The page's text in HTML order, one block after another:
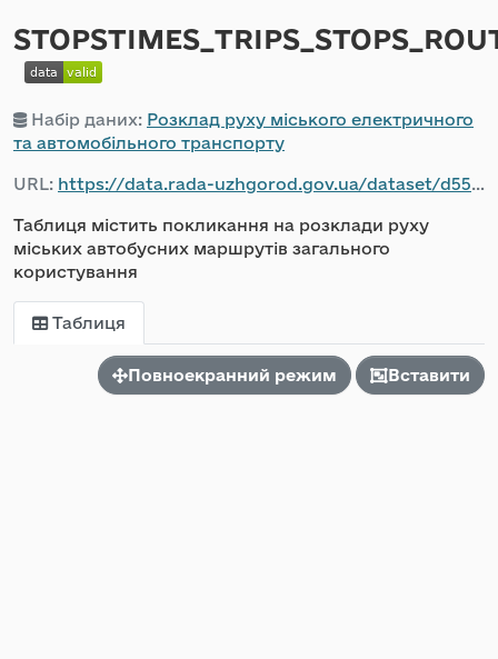
Набір даних: Розклад руху міського електричного
та автомобільного транспорту
URL: https://data.rada-uzhgorod.gov.ua/dataset/d559f222-2361-4c09-953b-098e4a772843/resource/d2ad1392-9b83-4817-ba01-7e0f275df1c6/download/stopstimes_trips_stops_routers_calendar_2026_06_01.csv
Таблиця містить покликання на розклади руху
міських автобусних маршрутів загального
користування
Таблиця
Повноекранний режим Вставити